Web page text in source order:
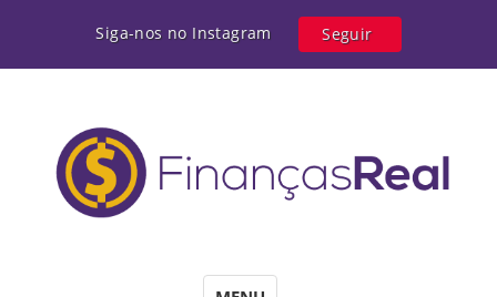
Siga-nos no Instagram Seguir